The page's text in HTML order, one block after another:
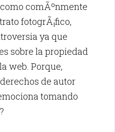
comÃºnmente
fotogrÃ¡fico,
ya que
sobre la propiedad
web. Porque,
de autor
tomando